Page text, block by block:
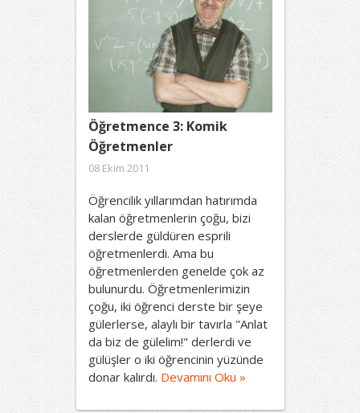
Öğretmence 3: Komik
Öğretmenler
08 Ekim 2011
Öğrencilik yıllarımdan hatırımda
kalan öğretmenlerin çoğu, bizi
derslerde güldüren esprili
öğretmenlerdi. Ama bu
öğretmenlerden genelde çok az
bulunurdu. Öğretmenlerimizin
çoğu, iki öğrenci derste bir şeye
gülerlerse, alaylı bir tavırla "Anlat
da biz de gülelim!" derlerdi ve
gülüşler o iki öğrencinin yüzünde
donar kalırdı. Devamını Oku »